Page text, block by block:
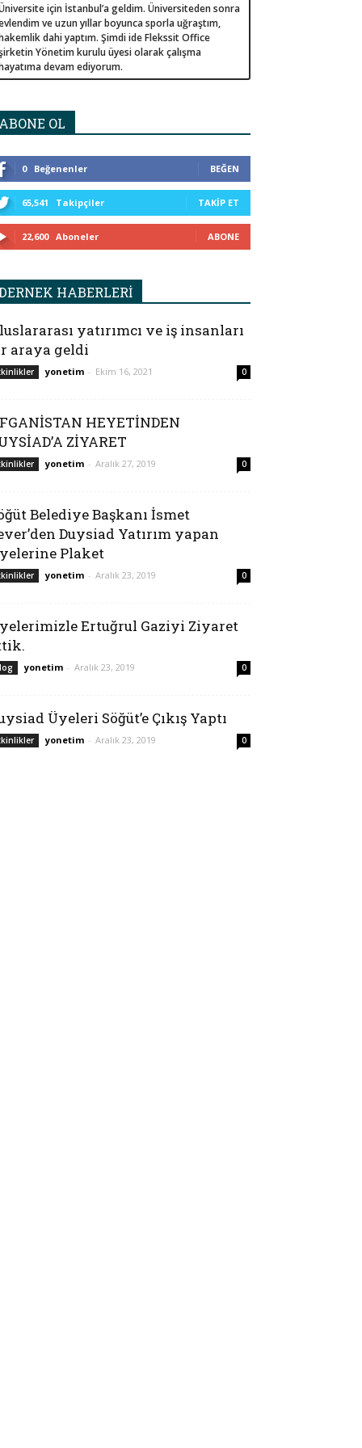
için İstanbul’a geldim. Üniversiteden sonra
ve uzun yıllar boyunca sporla uğraştım,
dahi yaptım. Şimdi ide Flekssit Office
Yönetim kurulu üyesi olarak çalışma
devam ediyorum.
OL
0 Beğenenler BEĞEN
65,541 Takipçiler TAKIP ET
22,600 Aboneler ABONE
HABERLERİ
yatırımcı ve iş insanları
araya geldi
yonetim - Ekim 16, 2021 0
HEYETİNDEN
ZİYARET
yonetim - Aralık 27, 2019 0
Belediye Başkanı İsmet
Duysiad Yatırım yapan
Plaket
yonetim - Aralık 23, 2019 0
Ertuğrul Gaziyi Ziyaret
yonetim - Aralık 23, 2019 0
Üyeleri Söğüt’e Çıkış Yaptı
yonetim - Aralık 23, 2019 0